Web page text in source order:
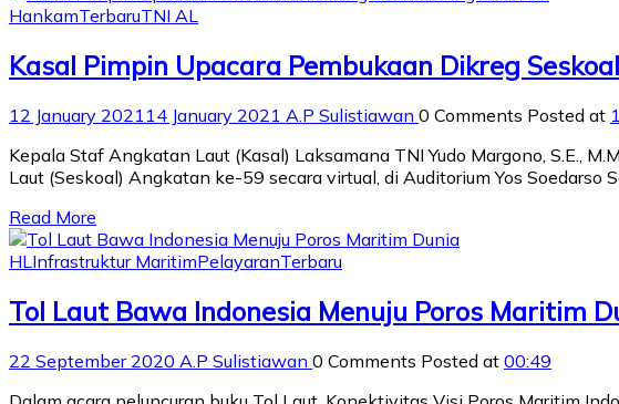
HankamTerbaruTNI AL
Kasal Pimpin Upacara Pembukaan Dikreg
12 January 2021 14 January 2021 A.P Sulistiawan 0 Comments Posted at
Kepala Staf Angkatan Laut (Kasal) Laksamana TNI Yudo Margono, S.E.,
Laut (Seskoal) Angkatan ke-59 secara virtual, di Auditorium Yos
Read More
HLInfrastruktur MaritimPelayaranTerbaru
Tol Laut Bawa Indonesia Menuju Poros Maritim
22 September 2020 A.P Sulistiawan 0 Comments Posted at 00:49